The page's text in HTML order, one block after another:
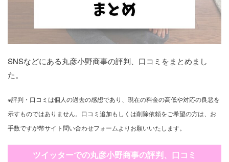
SNSなどにある丸彦小野商事の評判、口コミをまとめまし
た。
※評判・口コミは個人の過去の感想であり、現在の料金の高低や対応の良悪を
示すものではありません。口コミ追加もしくは削除依頼をご希望の方は、お
手数ですが幣サイト問い合わせフォームよりお願いいたします。
ツイッターでの丸彦小野商事の評判、口コミ